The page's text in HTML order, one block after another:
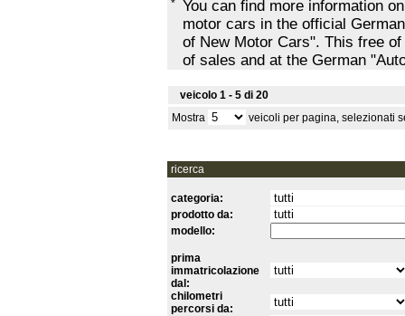
* You can find more information
motor cars in the official
of New Motor Cars". This free
of sales and at the German
veicolo 1 - 5 di 20
Mostra
veicoli per pagina, selezionati
ricerca
categoria:
prodotto da:
modello:
prima
immatricolazione
dal:
chilometri
percorsi da: